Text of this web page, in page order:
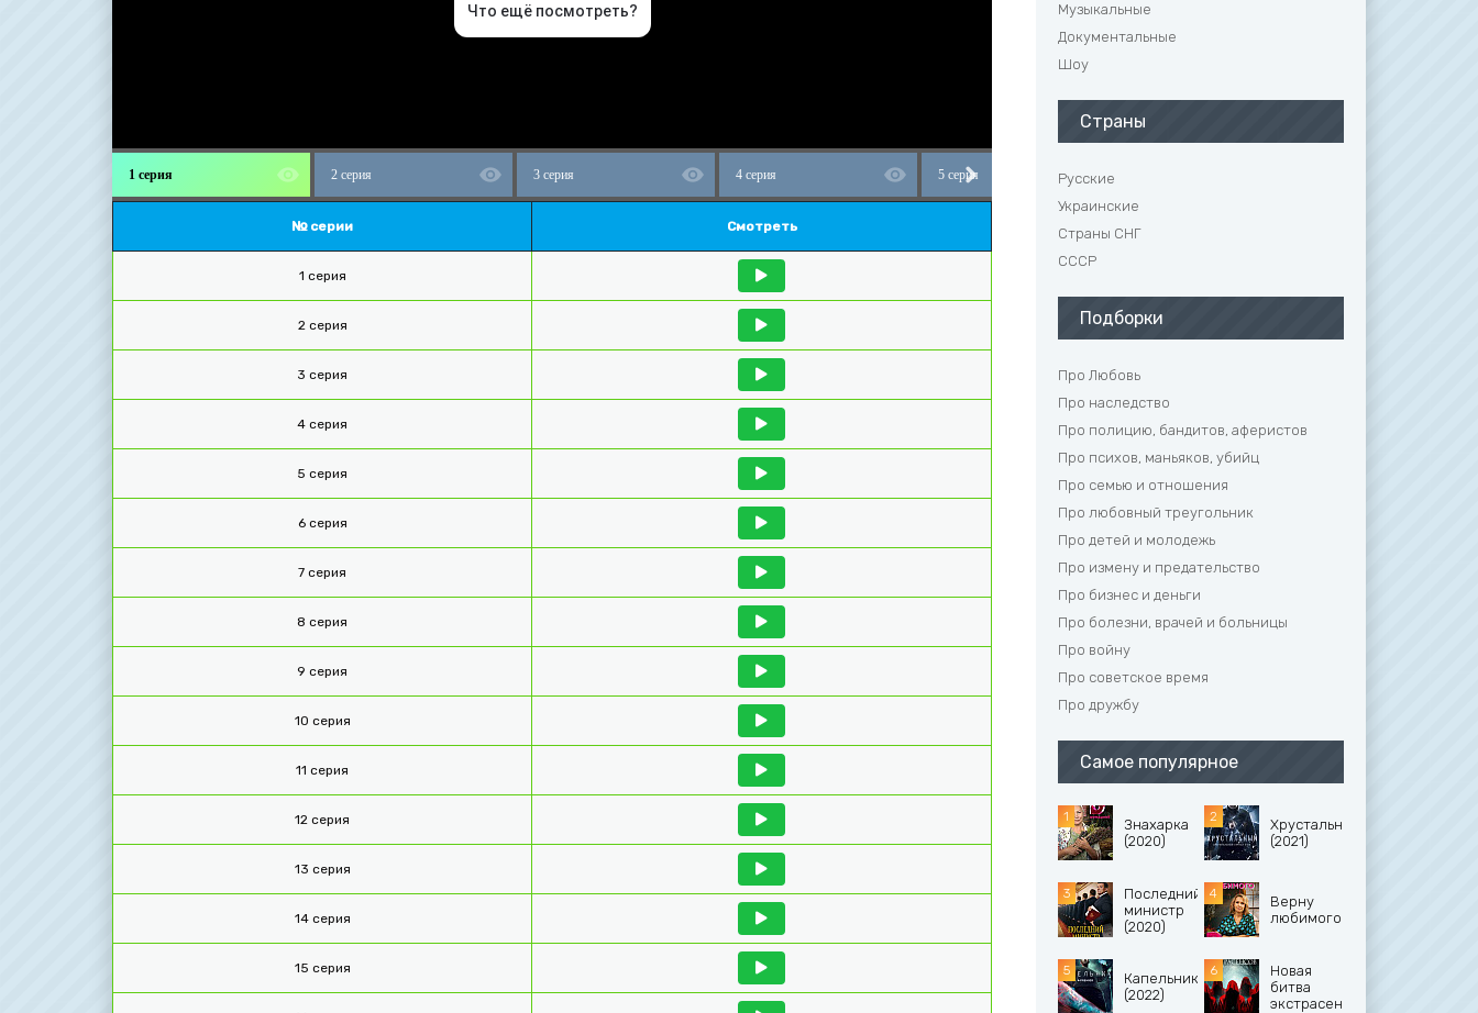
1 серия 2 серия 3 серия 4 серия 5 серия
№ серии Смотреть
1 серия
2 серия
3 серия
4 серия
5 серия
6 серия
7 серия
8 серия
9 серия
10 серия
11 серия
12 серия
13 серия
14 серия
15 серия
Музыкальные
Документальные
Шоу
Страны
Русские
Украинские
Страны СНГ
СССР
Подборки
Про Любовь
Про наследство
Про полицию, бандитов, аферистов
Про психов, маньяков, убийц
Про семью и отношения
Про любовный треугольник
Про детей и молодежь
Про измену и предательство
Про бизнес и деньги
Про болезни, врачей и больницы
Про войну
Про советское время
Про дружбу
Самое популярное
Знахарка
(2020)
Хрустальный
(2021)
Последний
министр
(2020)
Верну
любимого
Капельник
(2022)
Новая
битва
экстрасенсов